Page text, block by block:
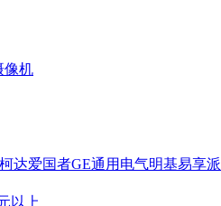
像机
柯达爱国者GE通用电气明基易享派
以上